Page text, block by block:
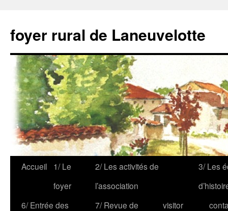
foyer rural de Laneuvelotte
Accueil
1/ Le
foyer
2/ Les activités de
l’association
3/ Les
6/ Entrée des
7/ Revue de
visitor